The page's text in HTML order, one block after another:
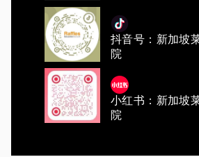
抖音号：新加坡
院
小红书：新加坡
院